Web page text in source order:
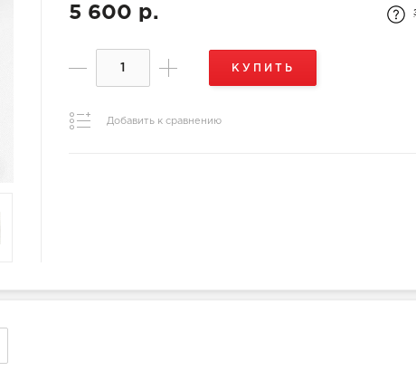
5 600 р.
КУПИТЬ
Добавить к сравнению